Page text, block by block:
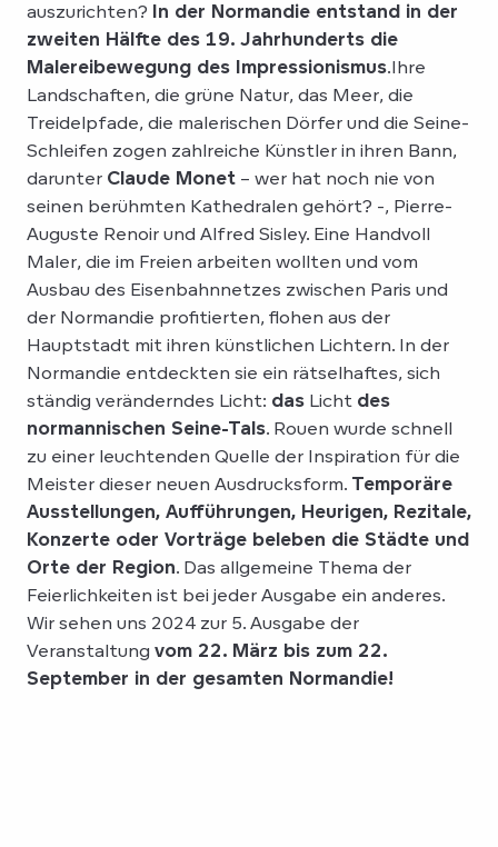
auszurichten? In der Normandie entstand in der
zweiten Hälfte des 19. Jahrhunderts die
Malereibewegung des Impressionismus.Ihre
Landschaften, die grüne Natur, das Meer, die
Treidelpfade, die malerischen Dörfer und die Seine-
Schleifen zogen zahlreiche Künstler in ihren Bann,
darunter Claude Monet – wer hat noch nie von
seinen berühmten Kathedralen gehört? -, Pierre-
Auguste Renoir und Alfred Sisley. Eine Handvoll
Maler, die im Freien arbeiten wollten und vom
Ausbau des Eisenbahnnetzes zwischen Paris und
der Normandie profitierten, flohen aus der
Hauptstadt mit ihren künstlichen Lichtern. In der
Normandie entdeckten sie ein rätselhaftes, sich
ständig veränderndes Licht: das Licht des
normannischen Seine-Tals. Rouen wurde schnell
zu einer leuchtenden Quelle der Inspiration für die
Meister dieser neuen Ausdrucksform. Temporäre
Ausstellungen, Aufführungen, Heurigen, Rezitale,
Konzerte oder Vorträge beleben die Städte und
Orte der Region. Das allgemeine Thema der
Feierlichkeiten ist bei jeder Ausgabe ein anderes.
Wir sehen uns 2024 zur 5. Ausgabe der
Veranstaltung vom 22. März bis zum 22.
September in der gesamten Normandie!